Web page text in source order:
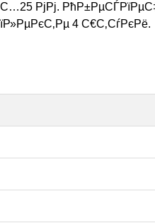
РјРј.
4 С€С‚СѓРєРё.